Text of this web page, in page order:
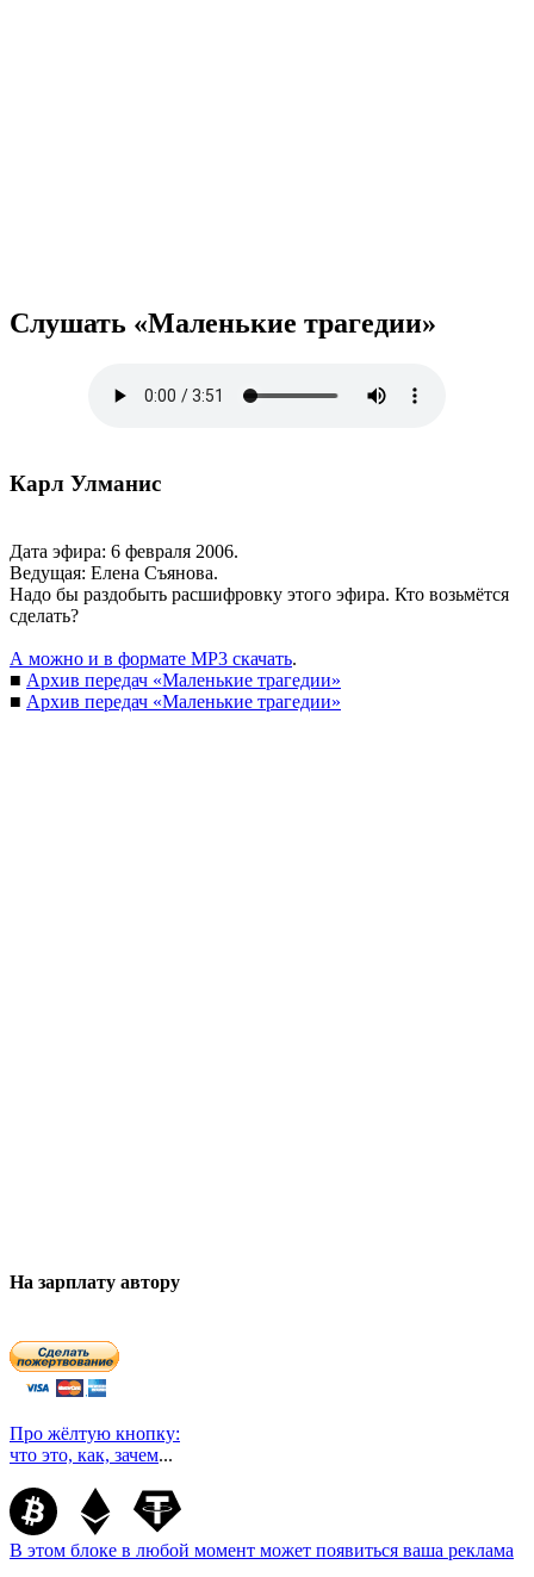
Слушать «Маленькие трагедии»
Карл Улманис
Дата эфира: 6 февраля 2006.
Ведущая: Елена Съянова.
Надо бы раздобыть расшифровку этого эфира. Кто возьмётся
сделать?
А можно и в формате MP3 скачать.
■ Архив передач «Маленькие трагедии»
■ Архив передач «Маленькие трагедии»
На зарплату автору
Про жёлтую кнопку:
что это, как, зачем...
В этом блоке в любой момент может появиться ваша реклама